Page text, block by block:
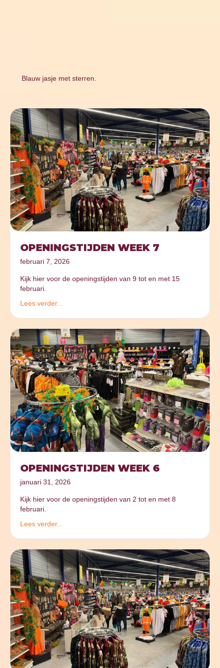
Blauw jasje met sterren.
OPENINGSTIJDEN WEEK 7
februari 7, 2026
Kijk hier voor de openingstijden van 9 tot en met 15
februari.
Lees verder...
OPENINGSTIJDEN WEEK 6
januari 31, 2026
Kijk hier voor de openingstijden van 2 tot en met 8
februari.
Lees verder...